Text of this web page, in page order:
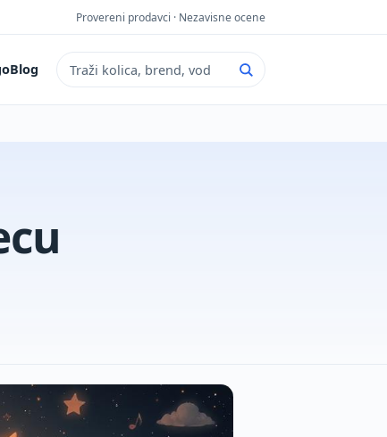
Provereni prodavci · Nezavisne ocene
Blog
Pretraga sajta